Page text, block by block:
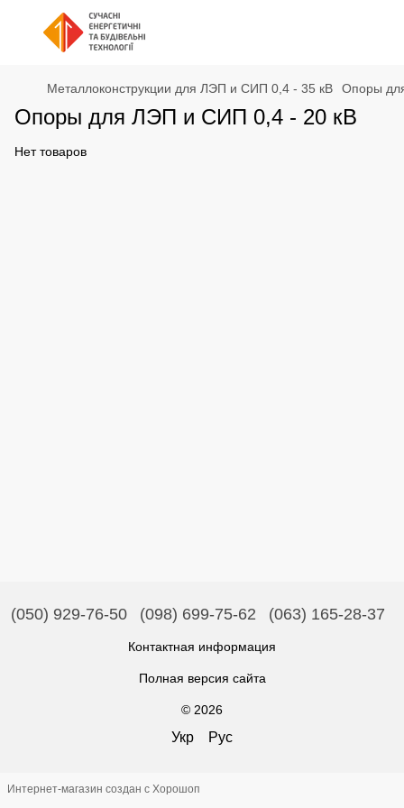
Металлоконструкции для ЛЭП и СИП 0,4 - 35 кВ Опоры
Опоры для ЛЭП и СИП 0,4 - 20 кВ
Нет товаров
(050) 929-76-50 (098) 699-75-62 (063) 165-28-37
Контактная информация
Полная версия сайта
© 2026
Укр Рус
Интернет-магазин создан с Хорошоп